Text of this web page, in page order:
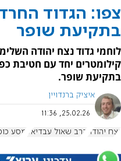
צפו: הגדוד
בתקיעת שופר
קילומטרים יחד עם חטיבת
בתקיעת שופר.
איציק ברנדויין
25.02.26, 11:36
נצח יהודה הרב שאול עבדיאל מסע